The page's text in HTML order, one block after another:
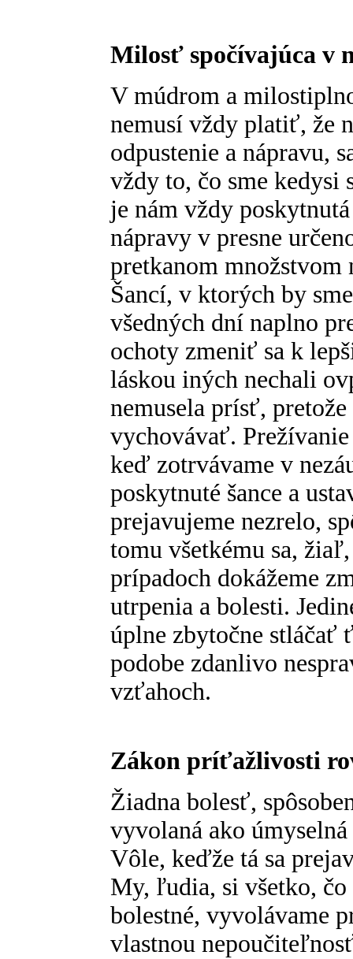
Milosť spočívajúca v
V múdrom a
nemusí vždy platiť, že
odpustenie a nápravu,
vždy to, čo sme
je nám vždy
nápravy v presne
pretkanom množstvom
Šancí, v ktorých by
všedných dní naplno
ochoty zmeniť sa k
láskou iných nechali
nemusela prísť,
vychovávať.
keď zotrvávame v
poskytnuté šance a
prejavujeme nezrelo,
tomu všetkému sa,
prípadoch dokážeme
utrpenia a bolesti.
úplne zbytočne stláčať
podobe zdanlivo
vzťahoch.
Zákon príťažlivosti
Žiadna bolesť,
vyvolaná ako
Vôle, keďže tá sa
My, ľudia, si všetko, čo
bolestné, vyvolávame
vlastnou